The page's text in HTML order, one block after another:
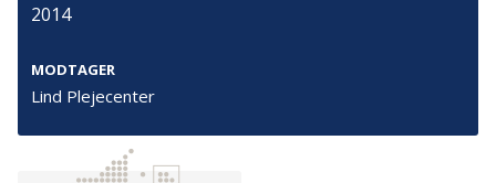
2014
MODTAGER
Lind Plejecenter
Tilmeld nyhedsbrev
De seneste nyheder om TrygFondens og TryghedsGruppens
aktiviteter direkte i din indbakke.
Tilmeld